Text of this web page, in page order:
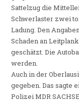
Sattelzug die
Schwerlaster zwei
Ladung. Den
Schaden an
geschätzt. Die
werden.
Auch in der
gegeben. Das sagte
Polizei MDR